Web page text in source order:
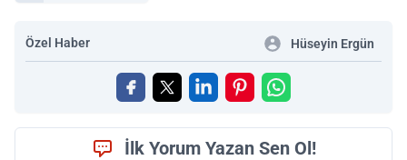
Özel Haber Hüseyin Ergün
İlk Yorum Yazan Sen Ol!